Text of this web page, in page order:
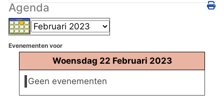
Agenda
Evenementen voor
Woensdag 22 Februari 2023
Geen evenementen